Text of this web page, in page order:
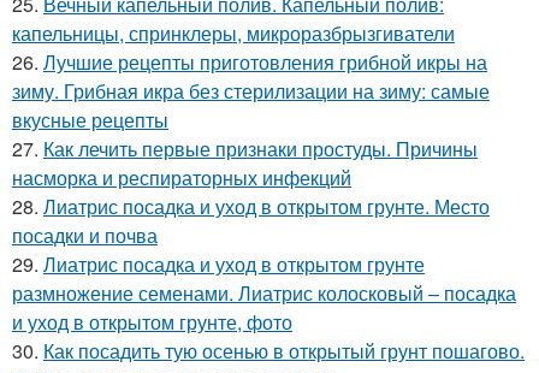
капельницы, спринклеры, микроразбрызгиватели
26. Лучшие рецепты приготовления грибной икры на
зиму. Грибная икра без стерилизации на зиму: самые
вкусные рецепты
27. Как лечить первые признаки простуды. Причины
насморка и респираторных инфекций
28. Лиатрис посадка и уход в открытом грунте. Место
посадки и почва
29. Лиатрис посадка и уход в открытом грунте
размножение семенами. Лиатрис колосковый – посадка
и уход в открытом грунте, фото
30. Как посадить тую осенью в открытый грунт пошагово.